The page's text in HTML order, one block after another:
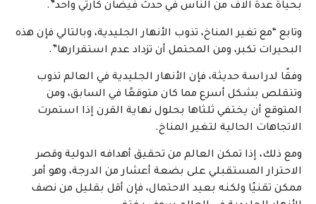
بحياة عدة آلاف من الناس في حدث فيضان كارثي واحد”.
وتابع “مع تغير المناخ، تذوب الأنهار الجليدية، وبالتالي فإن هذه
البحيرات تكبر، ومن المحتمل أن تزداد عدم استقرارها”.
وفقًا لدراسة حديثة، فإن الأنهار الجليدية في العالم تذوب
وتتقلص بشكل أسرع مما كان متوقعًا في السابق، ومن
المتوقع أن يختفي ثلثاها بحلول نهاية القرن إذا استمرت
الاتجاهات الحالية لتغير المناخ.
ومع ذلك، إذا تمكن العالم من تحقيق أهدافه الدولية وقصر
الاحترار المستقبلي على بضعة أعشار من الدرجة، وهو أمر
ممكن تقنيًا ولكنه بعيد الاحتمال، فإن أقل بقليل من نصف